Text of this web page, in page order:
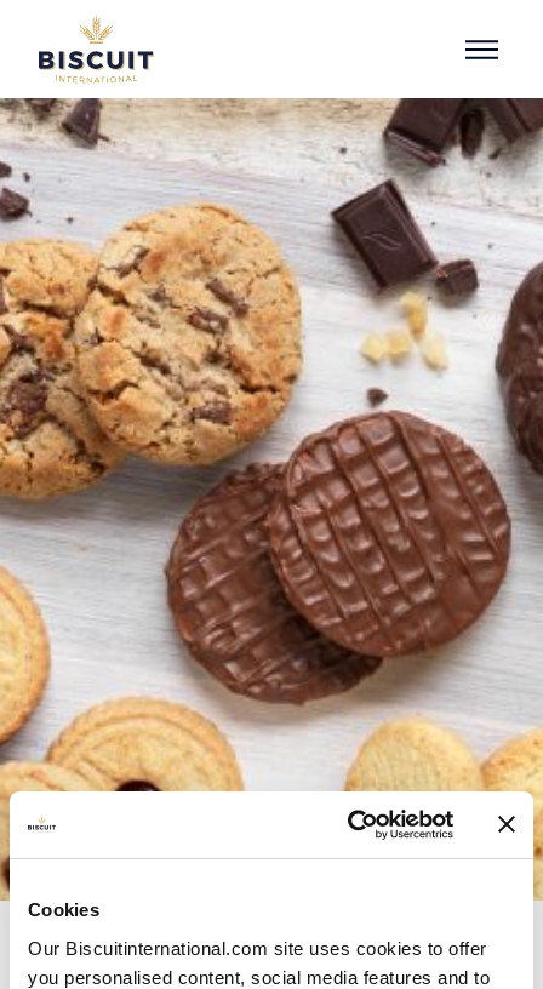
Cookies
Our Biscuitinternational.com site uses cookies to offer
you personalised content, social media features and to
Aller au contenu
Unsere Produkte
Europäische Champions